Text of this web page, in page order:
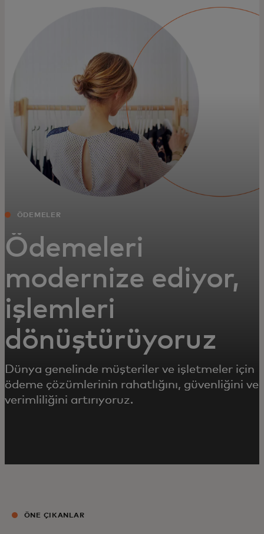
Za svijet
Za inovatore
Novosti i trendovi
ÖDEMELER
Ödemeleri
modernize ediyor,
işlemleri
dönüştürüyoruz
Dünya genelinde müşteriler ve işletmeler için
ödeme çözümlerinin rahatlığını, güvenliğini ve
verimliliğini artırıyoruz.
ÖNE ÇIKANLAR